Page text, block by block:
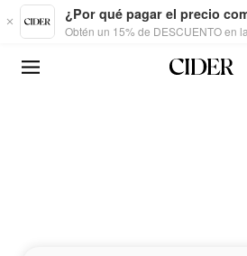
Skip to main content
¿Por qué pagar el precio
Obtén un 15% de DESCUENTO en